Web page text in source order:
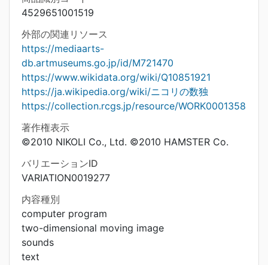
4529651001519
外部の関連リソース
https://mediaarts-
db.artmuseums.go.jp/id/M721470
https://www.wikidata.org/wiki/Q10851921
https://ja.wikipedia.org/wiki/ニコリの数独
https://collection.rcgs.jp/resource/WORK0001358
著作権表示
©2010 NIKOLI Co., Ltd. ©2010 HAMSTER Co.
バリエーションID
VARIATION0019277
内容種別
computer program
two-dimensional moving image
sounds
text